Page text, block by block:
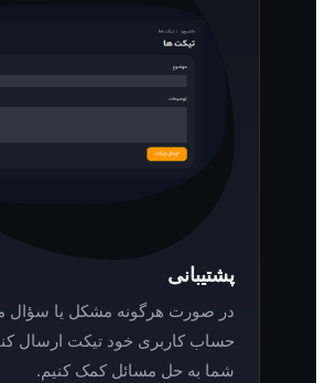
در صورت هرگونه مشکل یا سؤال می‌توانید از
حساب کاربری خود تیکت ارسال کنید تا در کنار
شما به حل مسائل کمک کنیم.